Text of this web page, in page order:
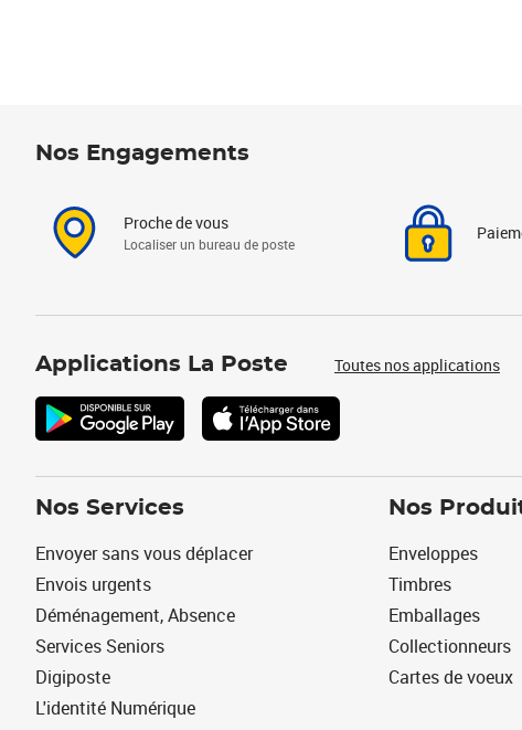
Nos Engagements
Proche de vous
Localiser un bureau de poste
Applications La Poste Toutes nos applications
Nos Services
Envoyer sans vous déplacer
Envois urgents
Déménagement, Absence
Services Seniors
Digiposte
L'identité Numérique
Nos
Enveloppes
Timbres
Emballages
Collectionneurs
Cartes de voeux